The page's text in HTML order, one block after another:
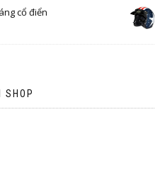
cổ điển
SHOP